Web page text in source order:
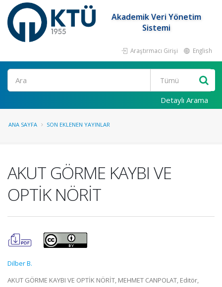
Akademik Veri Yönetim
Sistemi
Araştırmacı Girişi English
Ara
Detaylı Arama
ANA SAYFA SON EKLENEN YAYINLAR
AKUT GÖRME KAYBI VE
OPTİK NÖRİT
Dilber B.
AKUT GÖRME KAYBI VE OPTİK NÖRİT, MEHMET CANPOLAT, Editör,